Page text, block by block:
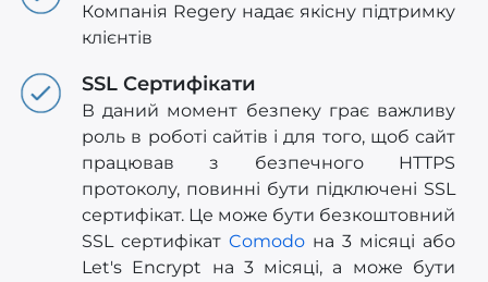
Компанія Regery надає якісну підтримку
клієнтів
SSL Сертифікати
В даний момент безпеку грає важливу
роль в роботі сайтів і для того, щоб сайт
працював з безпечного HTTPS
протоколу, повинні бути підключені SSL
сертифікат. Це може бути безкоштовний
SSL сертифікат Comodo на 3 місяці або
Let's Encrypt на 3 місяці, а може бути